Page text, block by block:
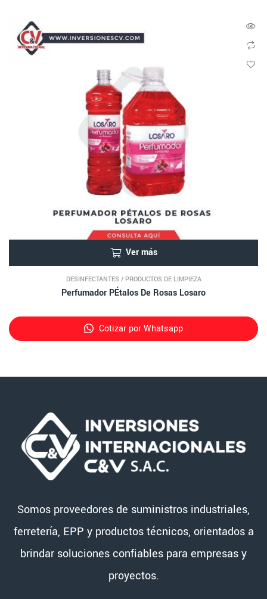
Ver más
DESINFECTANTES / PRODUCTOS DE LIMPIEZA
Perfumador PÉtalos De Rosas Losaro
Cotizar por Whatsapp
Somos proveedores de suministros industriales,
ferretería, EPP y productos técnicos, orientados a
brindar soluciones confiables para empresas y
proyectos.